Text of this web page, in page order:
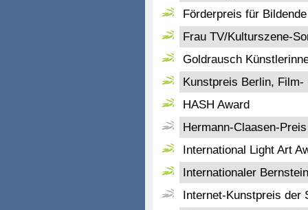
Förderpreis für
Frau TV/Kulturszene-
Goldrausch
Kunstpreis Berlin, Film-
HASH Award
Hermann-Claasen-
International Light Art
Internationaler
Internet-Kunstpreis der